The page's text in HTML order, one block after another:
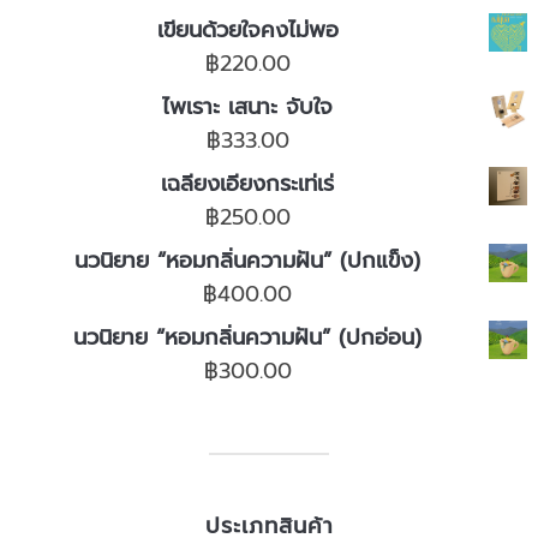
เขียนด้วยใจคงไม่พอ
฿220.00
ไพเราะ เสนาะ จับใจ
฿333.00
เฉลียงเอียงกระเท่เร่
฿250.00
นวนิยาย “หอมกลิ่นความฝัน” (ปกแข็ง)
฿400.00
นวนิยาย “หอมกลิ่นความฝัน” (ปกอ่อน)
฿300.00
ประเภทสินค้า